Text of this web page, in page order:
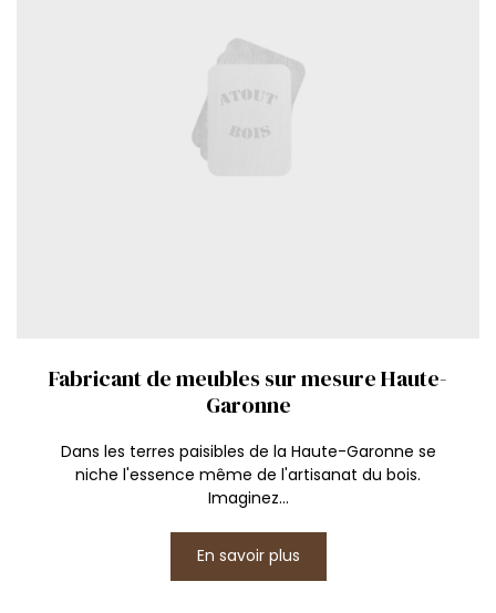
Fabricant de meubles sur mesure Haute-
Garonne
Dans les terres paisibles de la Haute-Garonne se
niche l'essence même de l'artisanat du bois.
Imaginez...
En savoir plus